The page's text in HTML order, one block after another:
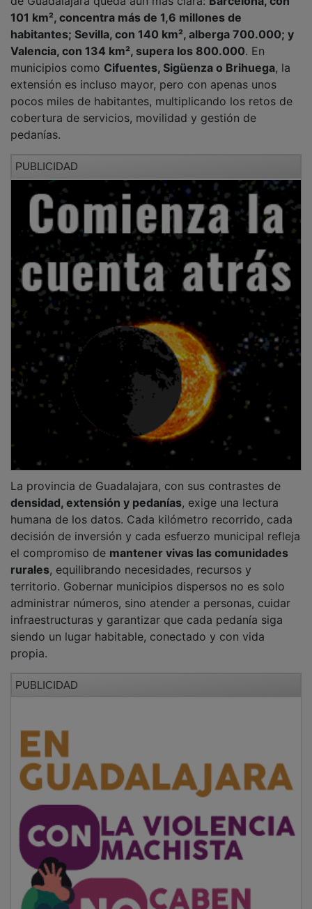
101 km², concentra más de 1,6 millones de
habitantes; Sevilla, con 140 km², alberga 700.000; y
Valencia, con 134 km², supera los 800.000. En
municipios comoCifuentes, Sigüenza o Brihuega
extensión es incluso mayor, pero con apenas unos
pocos miles de habitantes, multiplicando los retos de
cobertura de servicios, movilidad y gestión de
pedanías.
densidad, extensión y pedanías, exige una lectura
humana de los datos. Cada kilómetro recorrido, cada
decisión de inversión y cada esfuerzo municipal refleja
el compromiso demantener vivas las comunidades
rurales, equilibrando necesidades, recursos y
territorio. Gobernar municipios dispersos no es solo
administrar números, sino atender a personas, cuidar
infraestructuras y garantizar que cada pedanía siga
siendo un lugar habitable, conectado y con vida
propia.